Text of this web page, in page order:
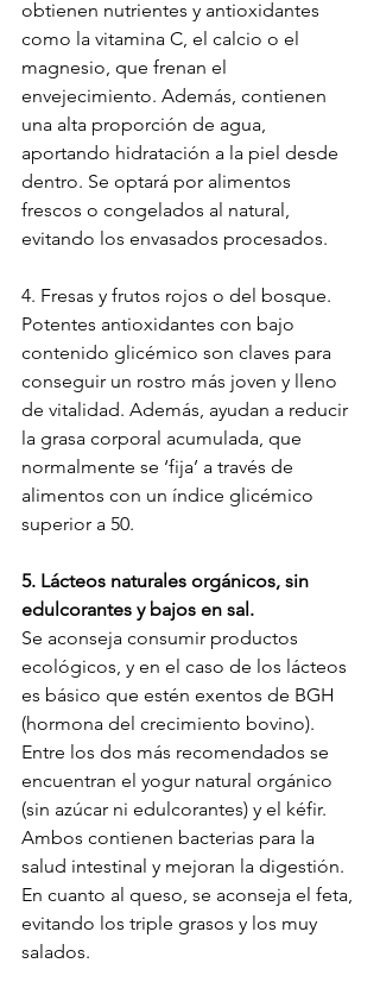
obtienen nutrientes y antioxidantes
como la vitamina C, el calcio o el
magnesio, que frenan el
envejecimiento. Además, contienen
una alta proporción de agua,
aportando hidratación a la piel desde
dentro. Se optará por alimentos
frescos o congelados al natural,
evitando los envasados procesados.
4. Fresas y frutos rojos o del bosque.
Potentes antioxidantes con bajo
contenido glicémico son claves para
conseguir un rostro más joven y lleno
de vitalidad. Además, ayudan a reducir
la grasa corporal acumulada, que
normalmente se ‘fija’ a través de
alimentos con un índice glicémico
superior a 50.
5. Lácteos naturales orgánicos, sin
edulcorantes y bajos en sal.
Se aconseja consumir productos
ecológicos, y en el caso de los lácteos
es básico que estén exentos de BGH
(hormona del crecimiento bovino).
Entre los dos más recomendados se
encuentran el yogur natural orgánico
(sin azúcar ni edulcorantes) y el kéfir.
Ambos contienen bacterias para la
salud intestinal y mejoran la digestión.
En cuanto al queso, se aconseja el feta,
evitando los triple grasos y los muy
salados.